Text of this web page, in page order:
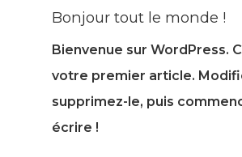
Bonjour tout le monde !
Bienvenue sur WordPress.
votre premier article.
supprimez-le, puis
écrire !